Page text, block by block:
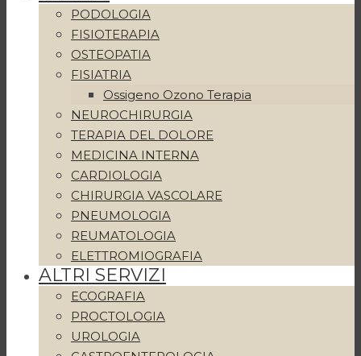
PODOLOGIA
FISIOTERAPIA
OSTEOPATIA
FISIATRIA
Ossigeno Ozono Terapia
NEUROCHIRURGIA
TERAPIA DEL DOLORE
MEDICINA INTERNA
CARDIOLOGIA
CHIRURGIA VASCOLARE
PNEUMOLOGIA
REUMATOLOGIA
ELETTROMIOGRAFIA
ALTRI SERVIZI
ECOGRAFIA
PROCTOLOGIA
UROLOGIA